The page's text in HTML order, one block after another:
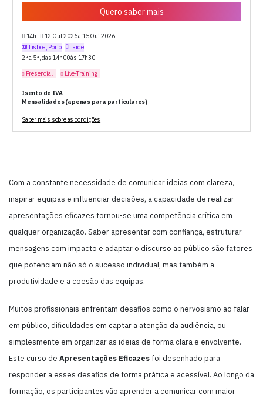
Com a constante necessidade de comunicar ideias com clareza,
inspirar equipas e influenciar decisões, a capacidade de realizar
apresentações eficazes tornou-se uma competência crítica em
qualquer organização. Saber apresentar com confiança, estruturar
mensagens com impacto e adaptar o discurso ao público são fatores
que potenciam não só o sucesso individual, mas também a
produtividade e a coesão das equipas.
Muitos profissionais enfrentam desafios como o nervosismo ao falar
em público, dificuldades em captar a atenção da audiência, ou
simplesmente em organizar as ideias de forma clara e envolvente.
Este curso de Apresentações Eficazesfoi desenhado para
responder a esses desafios de forma prática e acessível. Ao longo da
formação, os participantes vão aprender a comunicar com maior
Quero saber mais
14h
12 Out 2026 a 15 Out 2026
Lisboa, Porto
Tarde
2ª a 5ª, das 14h00 às 17h30
Presencial Live-Training
Isento de IVA
Mensalidades (apenas para particulares)
Saber mais sobre as condições